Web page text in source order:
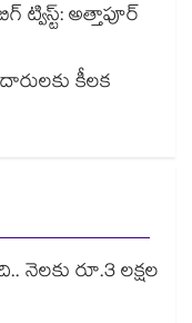
ట్విస్ట్: అత్తాపూర్
కీలక
నెలకు రూ.3 లక్షల